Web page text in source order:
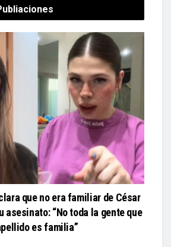
que no era familiar de César
asesinato: “No toda la gente que
es familia”